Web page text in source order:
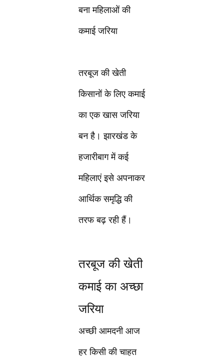
बना महिलाओं की
कमाई जरिया
तरबूज की खेती
किसानों के लिए कमाई
का एक खास जरिया
बन है। झारखंड के
हजारीबाग में कई
महिलाएं इसे अपनाकर
आर्थिक समृद्धि की
तरफ बढ़ रही हैं।
तरबूज की खेती
कमाई का अच्छा
जरिया
अच्छी आमदनी आज
हर किसी की चाहत